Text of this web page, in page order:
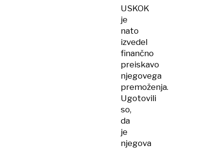
USKOK
je
nato
izvedel
finančno
preiskavo
njegovega
premoženja.
Ugotovili
so,
da
je
njegova